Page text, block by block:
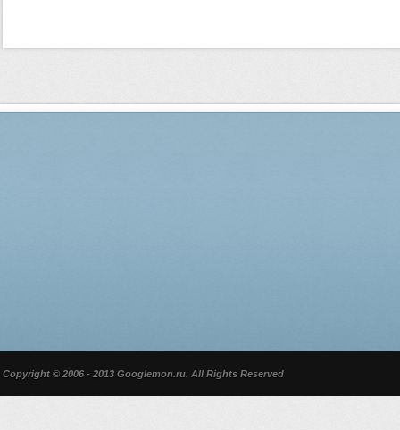
Copyright © 2006 - 2013 Googlemon.ru. All Rights Reserved